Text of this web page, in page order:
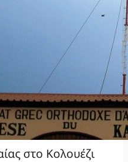
στο Κολουέζι